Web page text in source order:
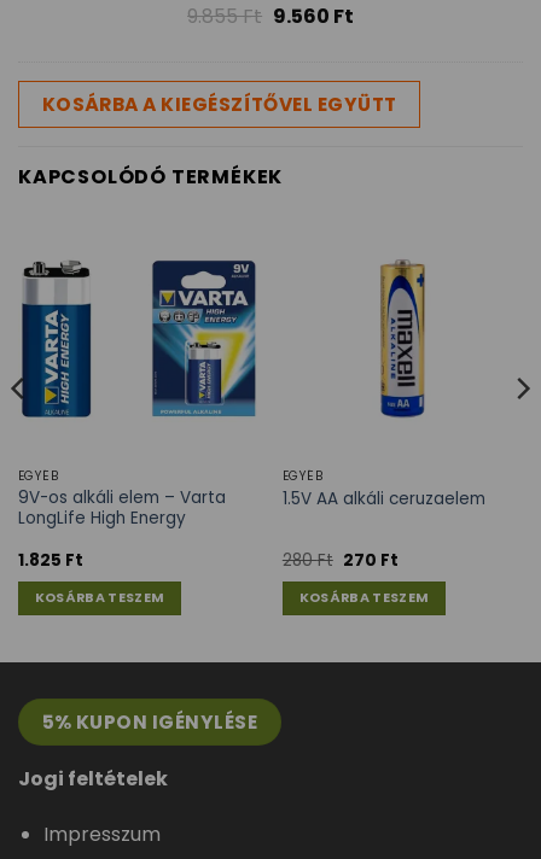
9.855Ft 9.560 Ft
KOSÁRBA A KIEGÉSZÍTŐVEL EGYÜTT
KAPCSOLÓDÓ TERMÉKEK
EGYÉB
9V-os alkáli elem – Varta
LongLife High Energy
1.825 Ft
KOSÁRBA TESZEM
EGYÉB
1.5V AA alkáli ceruzaelem
280Ft 270 Ft
KOSÁRBA TESZEM
5% KUPON IGÉNYLÉSE
Jogi feltételek
Impresszum